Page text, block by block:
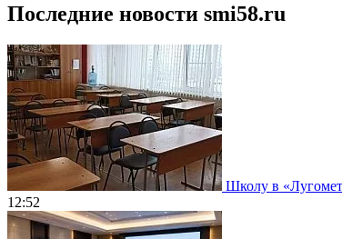
Последние новости smi58.ru
Школу в
12:52